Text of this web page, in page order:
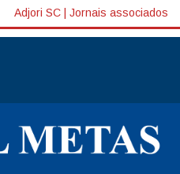
Adjori SC Jornais associados